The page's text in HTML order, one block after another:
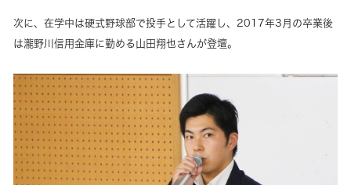
次に、在学中は硬式野球部で投手として活躍し、2017年3月の卒業後
は瀧野川信用金庫に勤める山田翔也さんが登壇。